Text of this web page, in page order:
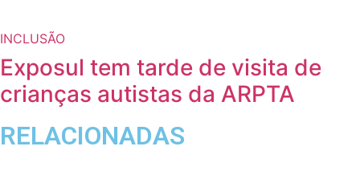
INCLUSÃO
Exposul tem tarde de visita de
crianças autistas da ARPTA
RELACIONADAS